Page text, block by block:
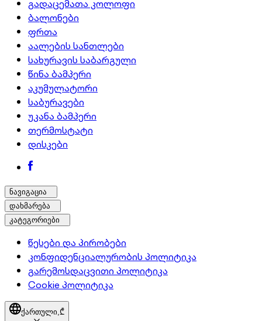
გადაცემათა კოლოფი
ბალონები
ფრთა
აალების სანთლები
სახურავის საბარგული
წინა ბამპერი
აკუმულატორი
საბურავები
უკანა ბამპერი
თერმოსტატი
დისკები
ნავიგაცია
დახმარება
კატეგორიები
წესები და პირობები
კონფიდენციალურობის პოლიტიკა
გარემოსდაცვითი პოლიტიკა
Cookie პოლიტიკა
ქართული, ₾